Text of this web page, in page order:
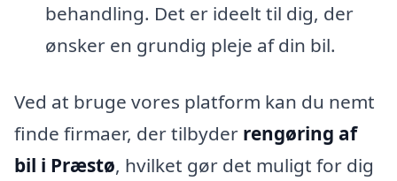
behandling. Det er ideelt til dig, der
ønsker en grundig pleje af din bil.
Ved at bruge vores platform kan du nemt
finde firmaer, der tilbyder rengøring af
bil i Præstø, hvilket gør det muligt for dig